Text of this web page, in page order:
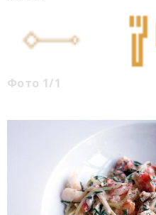
Фото 1/1